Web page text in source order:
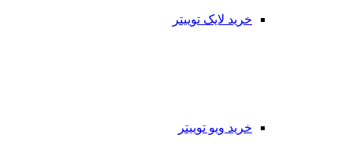
خرید لایک توییتر
خرید ویو توییتر